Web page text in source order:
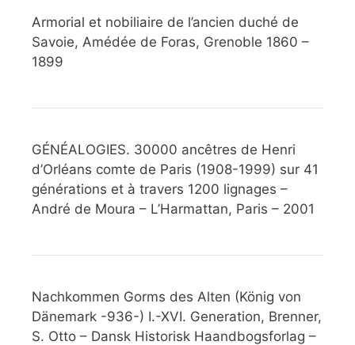
Armorial et nobiliaire de l’ancien duché de
Savoie, Amédée de Foras, Grenoble 1860 –
1899
GÉNÉALOGIES. 30000 ancêtres de Henri
d’Orléans comte de Paris (1908-1999) sur 41
générations et à travers 1200 lignages –
André de Moura – L’Harmattan, Paris – 2001
Nachkommen Gorms des Alten (König von
Dänemark -936-) I.-XVI. Generation, Brenner,
S. Otto – Dansk Historisk Haandbogsforlag –